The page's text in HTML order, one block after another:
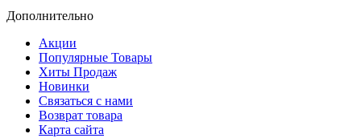
Дополнительно
Акции
Популярные Товары
Хиты Продаж
Новинки
Связаться с нами
Возврат товара
Карта сайта